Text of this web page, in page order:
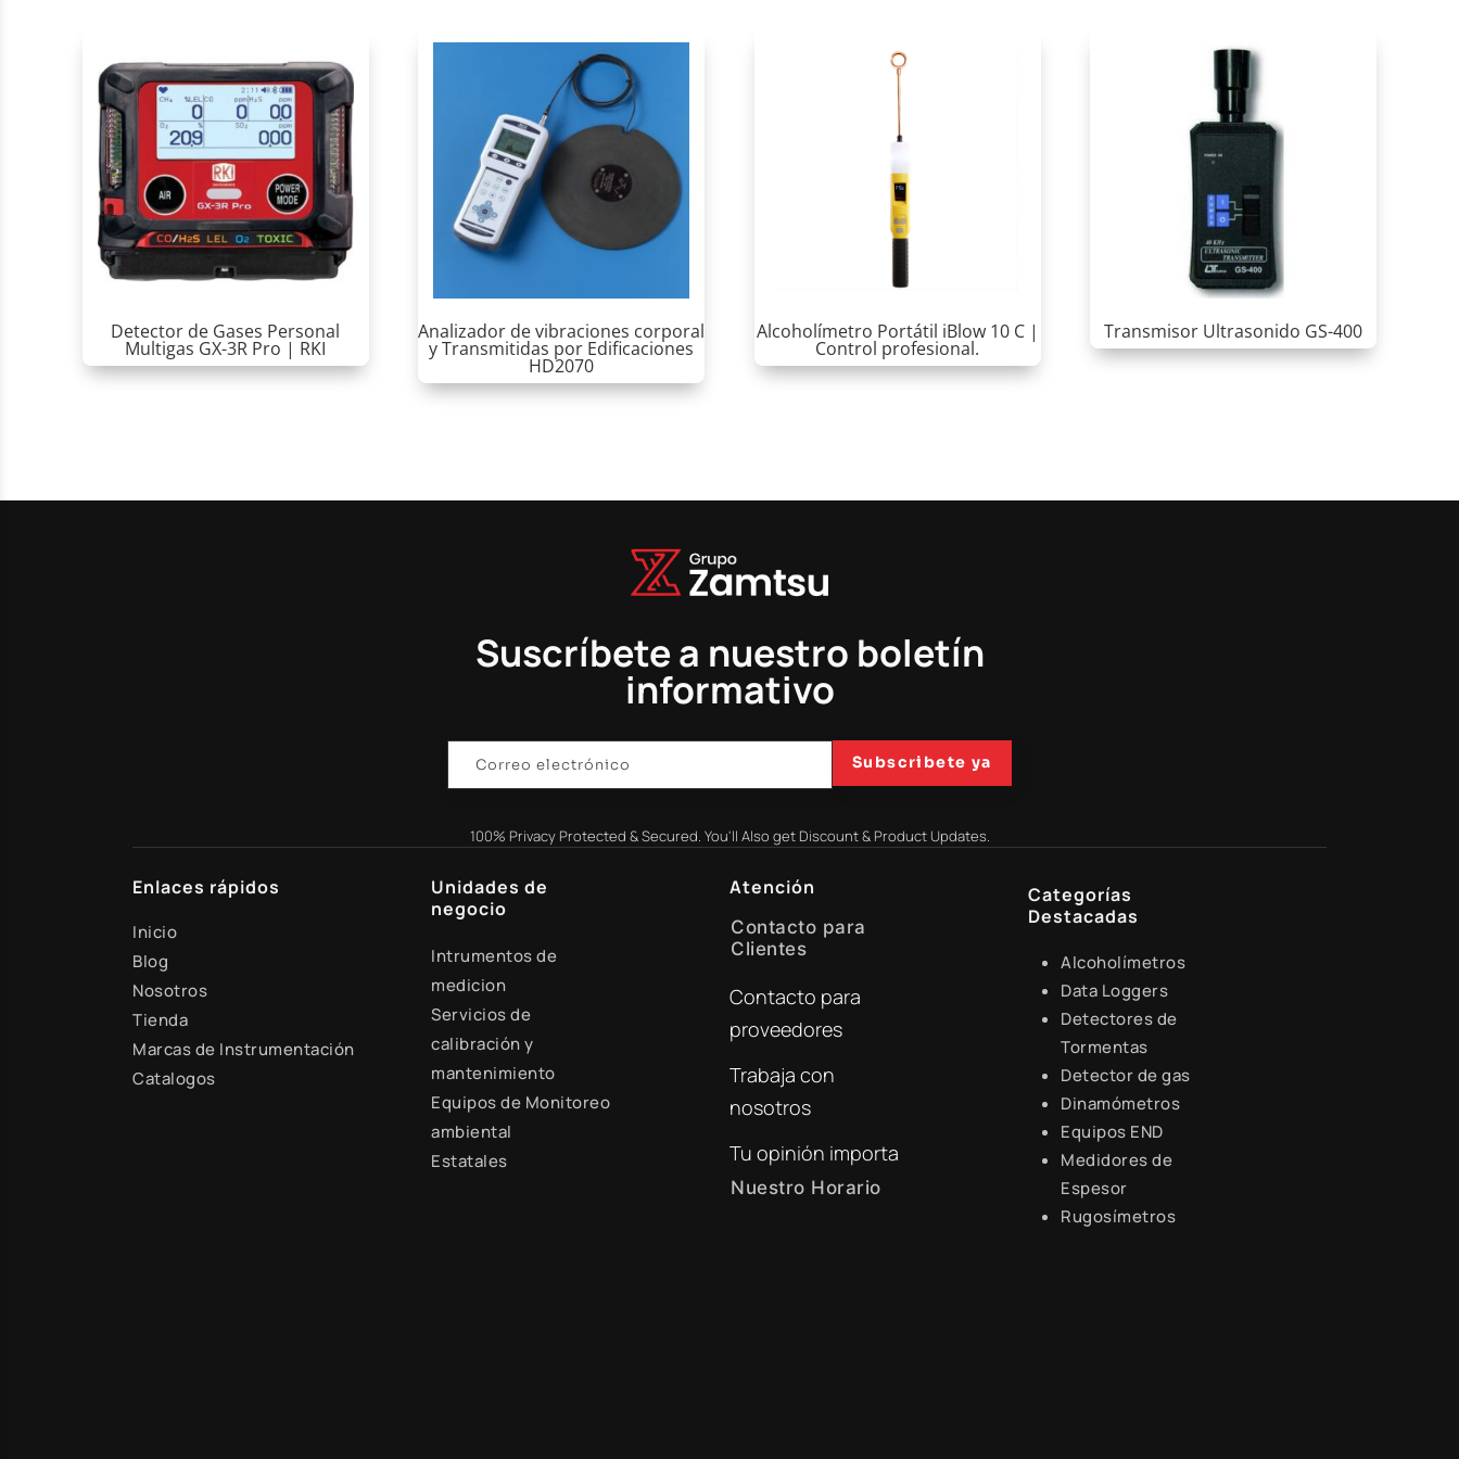
Detector de Gases Personal
Multigas GX-3R Pro | RKI
Analizador de vibraciones corporal
y Transmitidas por Edificaciones
HD2070
Alcoholímetro Portátil iBlow 10 C |
Control profesional.
Transmisor Ultrasonido GS-400
Suscríbete a nuestro boletín
informativo
Subscribete ya
100% Privacy Protected & Secured. You'll Also get Discount & Product Updates.
Enlaces rápidos
Inicio
Blog
Nosotros
Tienda
Marcas de Instrumentación
Catalogos
Unidades de
negocio
Intrumentos de
medicion
Servicios de
calibración y
mantenimiento
Equipos de Monitoreo
ambiental
Estatales
Atención
Contacto para
Clientes
+51 941 525 454
digital@zamtsu.com
Contacto para
proveedores
Trabaja con
nosotros
Tu opinión importa
Nuestro Horario
Categorías
Destacadas
Alcoholímetros
Data Loggers
Detectores de
Tormentas
Detector de gas
Dinamómetros
Equipos END
Medidores de
Espesor
Rugosímetros